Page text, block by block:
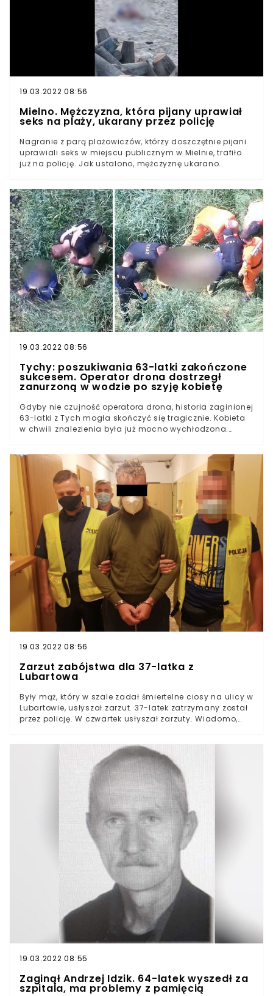
19.03.2022 08:56
Mielno. Mężczyzna, która pijany uprawiał
seks na plaży, ukarany przez policję
Nagranie z parą plażowiczów, którzy doszczętnie pijani
uprawiali seks w miejscu publicznym w Mielnie, trafiło
już na policję. Jak ustalono, mężczyznę ukarano
ciągu zaledwie kilku godzin stało się absolutnym hitem
sieci, informowaliśmy już wczoraj.Choć na plaży w
Mielnie znajdowało się wówczas przynajmniej
kilkadziesiąt osób – w tym dzieci – doszczętnie pijana
para postanowiła oddać się miłosnym uciechom bez
specjalnej krępacji.
19.03.2022 08:56
Tychy: poszukiwania 63-latki zakończone
sukcesem. Operator drona dostrzegł
zanurzoną w wodzie po szyję kobietę
Gdyby nie czujność operatora drona, historia zaginionej
63-latki z Tych mogła skończyć się tragicznie. Kobieta
w chwili znalezienia była już mocno wychłodzona.
rozpoczęły się poszukiwania kobiety mieszkającej w
Tychach. Śląska policja otrzymała zgłoszenie, że 63-
latka z zanikami pamięci wyszła z domu i do niego nie
wróciła.Podejrzenia śledczych od razu skierowane
zostały w konkretne miejsce. - W związku z
podejrzeniem, że kobieta oddaliła się w kierunku lasu, a
jego teren jest bardzo rozległy i pełen podmokłych,
grząskich terenów, policjanci zwrócili się o pomoc w
poszukiwaniach do jednostek Straży Pożarnej oraz
Specjalistycznej Grupy Ratowniczej z psem
poszukującym osób żywych - przekazała Policja Śląska.
19.03.2022 08:56
Zarzut zabójstwa dla 37-latka z
Lubartowa
Były mąż, który w szale zadał śmiertelne ciosy na ulicy w
Lubartowie, usłyszał zarzut. 37-latek zatrzymany został
przez policję. W czwartek usłyszał zarzuty. Wiadomo,
Były mąż zaatakował kobietę idącą ulicą z nowym
partnerem. Uderzenia nożem okazały śmiertelne.Policja
z Lubartowa przekazała informacje na temat dalszych
kroków podjętych przez śledczych. Funkcjonariusze
ujawnili okoliczności ujęcia groźnego mężczyzny.
19.03.2022 08:55
Zaginął Andrzej Idzik. 64-latek wyszedł za
szpitala, ma problemy z pamięcią